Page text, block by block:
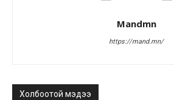
Mandmn
https://mand.mn/
Холбоотой мэдээ